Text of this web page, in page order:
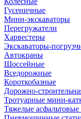
Гусеничные
Мини-экскаваторы
Перегружатели
Харвестеры
Экскаваторы-
Автокраны
Шоссейные
Вседорожные
Короткобазные
Дорожно-
Тротуарные мини-
Тяжелые асфальтовые